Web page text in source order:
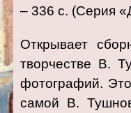
– 336 с. (Серия
Открывает
творчестве В.
фотографий.
самой В.